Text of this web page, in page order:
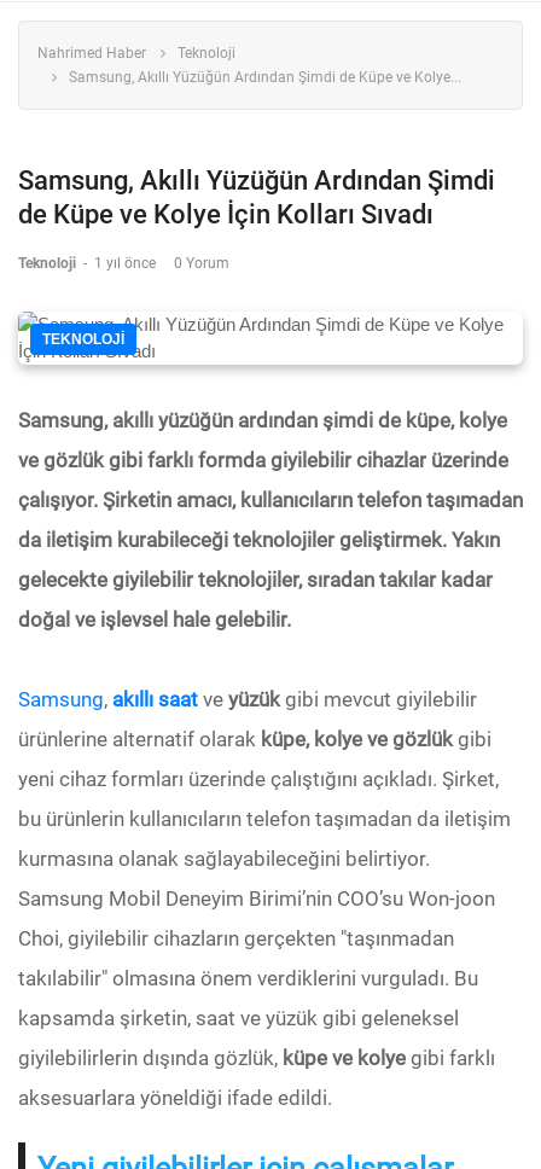
Nahrimed Haber
Teknoloji
Samsung, Akıllı Yüzüğün Ardından Şimdi de Küpe ve Kolye...
Samsung, Akıllı Yüzüğün Ardından Şimdi
de Küpe ve Kolye İçin Kolları Sıvadı
Teknoloji - 1 yıl önce 0 Yorum
TEKNOLOJI
Samsung, akıllı yüzüğün ardından şimdi de küpe, kolye
ve gözlük gibi farklı formda giyilebilir cihazlar üzerinde
çalışıyor. Şirketin amacı, kullanıcıların telefon taşımadan
da iletişim kurabileceği teknolojiler geliştirmek. Yakın
gelecekte giyilebilir teknolojiler, sıradan takılar kadar
doğal ve işlevsel hale gelebilir.
Samsung, akıllı saat ve yüzükgibi mevcut giyilebilir
ürünlerine alternatif olarak küpe, kolye ve gözlükgibi
yeni cihaz formları üzerinde çalıştığını açıkladı. Şirket,
bu ürünlerin kullanıcıların telefon taşımadan da iletişim
kurmasına olanak sağlayabileceğini belirtiyor.
Samsung Mobil Deneyim Birimi’nin COO’su Won-joon
Choi, giyilebilir cihazların gerçekten "taşınmadan
takılabilir" olmasına önem verdiklerini vurguladı. Bu
kapsamda şirketin, saat ve yüzük gibi geleneksel
giyilebilirlerin dışında gözlük, küpe ve kolye gibi farklı
aksesuarlara yöneldiği ifade edildi.